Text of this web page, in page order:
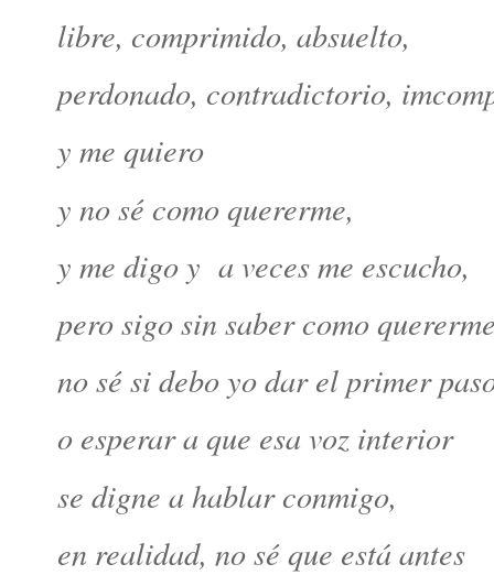
libre, comprimido, absuelto,
perdonado, contradictorio,
y me quiero
y no sé como quererme,
y me digo y a veces me escucho,
pero sigo sin saber como
no sé si debo yo dar el primer
o esperar a que esa voz interior
se digne a hablar conmigo,
en realidad, no sé que está antes